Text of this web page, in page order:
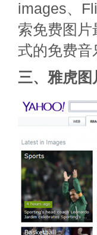
images、
索免费图
式的免费音
三、雅虎图